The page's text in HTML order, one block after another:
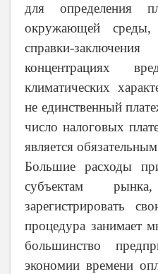
для определения
окружающей среды,
справки-
концентрациях
климатических
не единственный
число налоговых
является
Большие расходы
субъектам
зарегистрировать
процедура занимает
большинство
экономии времени